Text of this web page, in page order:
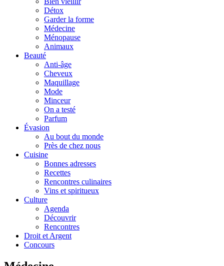
Détox
Garder la forme
Médecine
Ménopause
Animaux
Beauté
Anti-âge
Cheveux
Maquillage
Mode
Minceur
On a testé
Parfum
Évasion
Au bout du monde
Près de chez nous
Cuisine
Bonnes adresses
Recettes
Rencontres culinaires
Vins et spiritueux
Culture
Agenda
Découvrir
Rencontres
Droit et Argent
Concours